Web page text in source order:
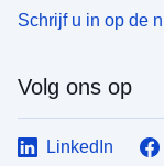
Schrijf u in op de
Volg ons op
LinkedIn